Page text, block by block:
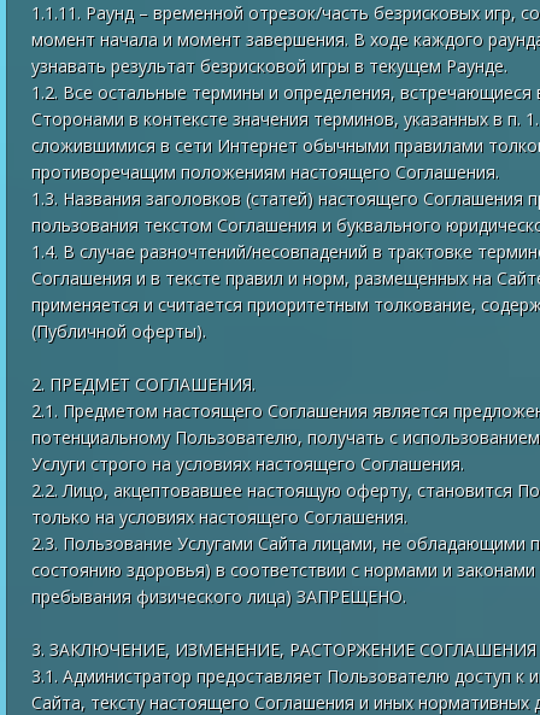
1.1.11. Раунд – временной отрезок/часть безрисковых игр,
момент начала и момент завершения. В ходе каждого
узнавать результат безрисковой игры в текущем Раунде.
1.2. Все остальные термины и определения,
Сторонами в контексте значения терминов, указанных в п.
сложившимися в сети Интернет обычными правилами
противоречащим положениям настоящего Соглашения.
1.3. Названия заголовков (статей) настоящего Соглашения
пользования текстом Соглашения и буквального
1.4. В случае разночтений/несовпадений в трактовке
Соглашения и в тексте правил и норм, размещенных на
применяется и считается приоритетным толкование,
(Публичной оферты).
2. ПРЕДМЕТ СОГЛАШЕНИЯ.
2.1. Предметом настоящего Соглашения является
потенциальному Пользователю, получать с
Услуги строго на условиях настоящего Соглашения.
2.2. Лицо, акцептовавшее настоящую оферту, становится
только на условиях настоящего Соглашения.
2.3. Пользование Услугами Сайта лицами, не обладающими
состоянию здоровья) в соответствии с нормами и
пребывания физического лица) ЗАПРЕЩЕНО.
3. ЗАКЛЮЧЕНИЕ, ИЗМЕНЕНИЕ, РАСТОРЖЕНИЕ СОГЛАШЕНИЯ
3.1. Администратор предоставляет Пользователю доступ
Сайта, тексту настоящего Соглашения и иных